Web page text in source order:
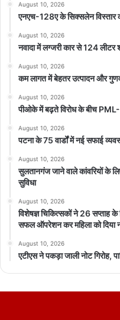
August 10, 2026
एनएच-128ए के सिक्सलेन विस्तार
August 10, 2026
नवादा में लग्जरी कार से 124 लीटर
August 10, 2026
कम लागत में बेहतर उत्पादन और
August 10, 2026
पीओके में बढ़ते विरोध के बीच
August 10, 2026
पटना के 75 वार्डों में नई सफाई
August 10, 2026
सुलतानगंज जाने वाले कांवरियों के
सुविधा
August 10, 2026
विशेषज्ञ चिकित्सकों ने 26 सप्ताह
सफल ऑपरेशन कर महिला को दिया
August 10, 2026
एटीएस ने पकड़ा जाली नोट गिरोह,